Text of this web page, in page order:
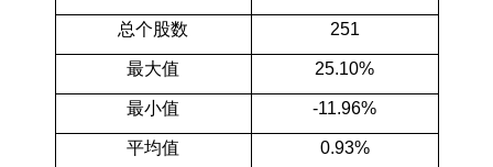
总个股数 251
最大值 25.10%
最小值 -11.96%
平均值 0.93%